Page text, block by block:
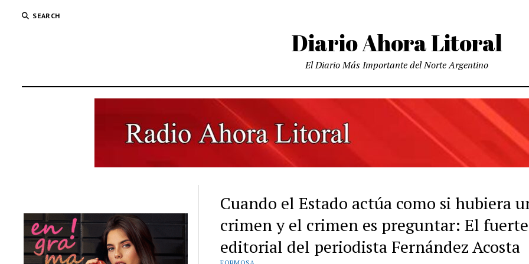
SEARCH
Diario Ahora Litoral
El Diario Más Importante del Norte Argentino
Cuando el Estado actúa como si hubiera
crimen y el crimen es preguntar: El fuerte
editorial del periodista Fernández Acosta